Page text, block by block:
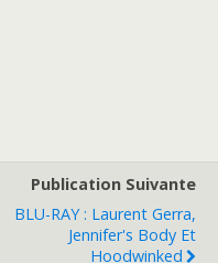
Publication Suivante
BLU-RAY : Laurent Gerra,
Jennifer's Body Et
Hoodwinked